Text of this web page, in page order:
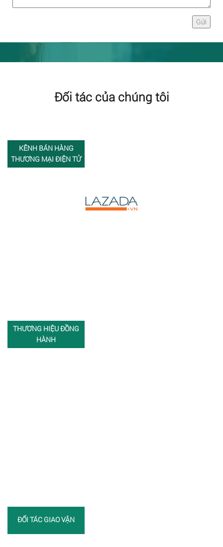
Đối tác của chúng tôi
KÊNH BÁN HÀNG
THƯƠNG MẠI ĐIỆN TỬ
THƯƠNG HIỆU ĐỒNG
HÀNH
ĐỐI TÁC GIAO VẬN